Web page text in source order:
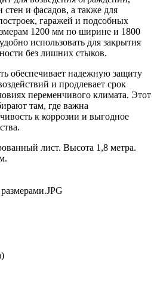
стен и фасадов, а также для
гаражей и подсобных
1200 мм по ширине и 1800
использовать для закрытия
без лишних стыков.
обеспечивает надежную защиту
и продлевает срок
переменчивого климата. Этот
там, где важна
к коррозии и выгодное
лист. Высота 1,8 метра.